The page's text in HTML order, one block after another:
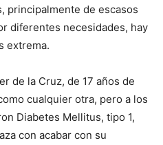
principalmente de escasos
diferentes necesidades, hay
extrema.
de la Cruz, de 17 años de
cualquier otra, pero a los
Diabetes Mellitus, tipo 1,
con acabar con su